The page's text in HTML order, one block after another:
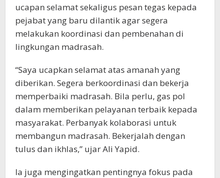
ucapan selamat sekaligus pesan tegas kepada
pejabat yang baru dilantik agar segera
melakukan koordinasi dan pembenahan di
lingkungan madrasah.
“Saya ucapkan selamat atas amanah yang
diberikan. Segera berkoordinasi dan bekerja
memperbaiki madrasah. Bila perlu, gas pol
dalam memberikan pelayanan terbaik kepada
masyarakat. Perbanyak kolaborasi untuk
membangun madrasah. Bekerjalah dengan
tulus dan ikhlas,” ujar Ali Yapid.
Ia juga mengingatkan pentingnya fokus pada